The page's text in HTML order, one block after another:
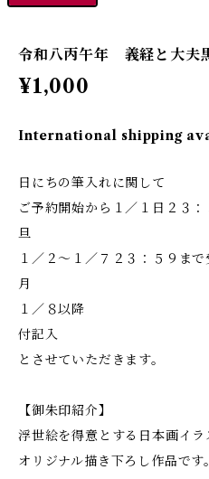
令和八丙午年 義経と大夫
¥1,000
International shipping
日にちの筆入れに関して
ご予約開始から１／１日２
旦
１／２～１／７２３：
月
１／８
付記入
とさせていただきます。
【御朱印紹介】
浮世絵を得意とする日本画イ
オリジナル描き下ろし作品で